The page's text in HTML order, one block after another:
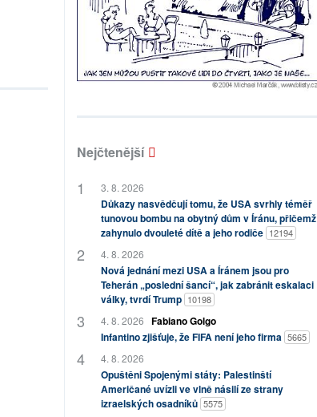
Nejčtenější
3. 8. 2026
Důkazy nasvědčují tomu, že USA svrhly téměř
tunovou bombu na obytný dům v Íránu, přičemž
zahynulo dvouleté dítě a jeho rodiče 12194
4. 8. 2026
Nová jednání mezi USA a Íránem jsou pro
Teherán „poslední šancí“, jak zabránit eskalaci
války, tvrdí Trump 10198
4. 8. 2026 Fabiano Golgo
Infantino zjišťuje, že FIFA není jeho firma 5665
4. 8. 2026
Opuštěni Spojenými státy: Palestinští
Američané uvízli ve vlně násilí ze strany
izraelských osadníků 5575